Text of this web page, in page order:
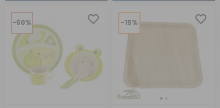
-60% -15%